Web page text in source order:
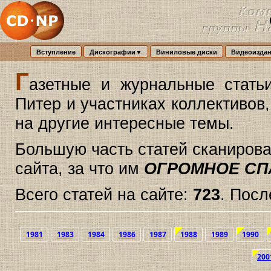
Вступление Дискографии▼ Виниловые диски
Газетные и журнальные
Питер и участниках
на другие интересные темы.
Большую часть статей
сайта, за что имОГРОМНОЕ
Всего статей на сайте:723.
1981 1983 1984 1986 1987 1988 1989 1990